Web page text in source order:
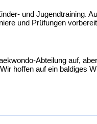
und Jugendtraining.
und Prüfungen
Abteilung auf,
hoffen auf ein baldiges